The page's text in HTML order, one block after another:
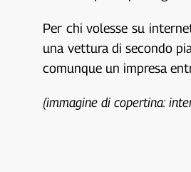
Per chi volesse su
una vettura di secondo
comunque un impresa
(immagine di copertina: